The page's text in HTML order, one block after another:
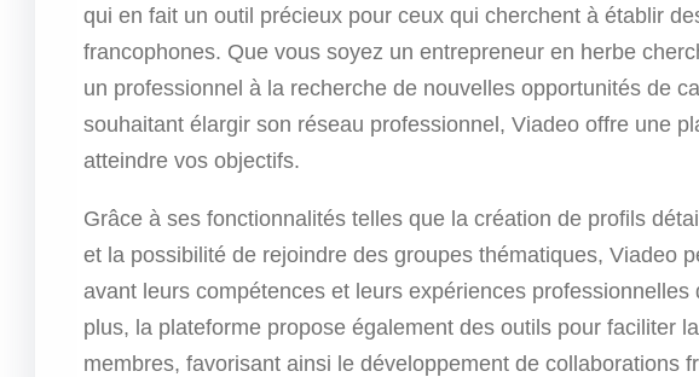
qui en fait un outil précieux pour ceux qui cherchent à établir
francophones. Que vous soyez un entrepreneur en herbe
un professionnel à la recherche de nouvelles opportunités de
souhaitant élargir son réseau professionnel, Viadeo offre une
atteindre vos objectifs.
Grâce à ses fonctionnalités telles que la création de profils
et la possibilité de rejoindre des groupes thématiques, Viadeo
avant leurs compétences et leurs expériences
plus, la plateforme propose également des outils pour faciliter
membres, favorisant ainsi le développement de collaborations